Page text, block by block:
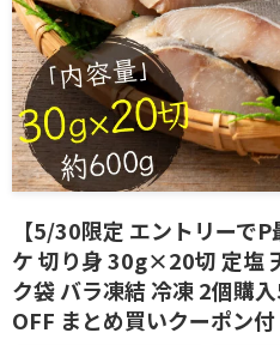
【5/30限定 エントリーで
ケ 切り身 30g×20切 定塩
ク袋 バラ凍結 冷凍 2個購
OFF まとめ買いクーポン